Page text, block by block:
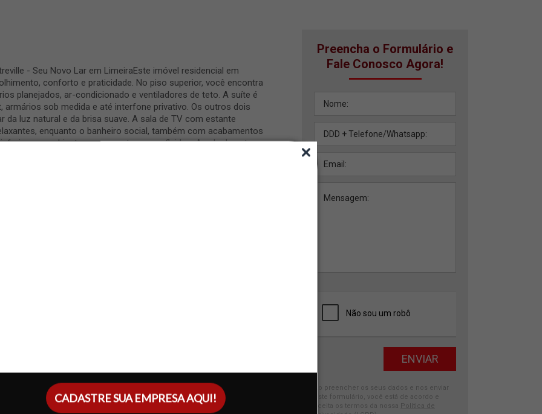
CADASTRE SUA EMPRESA AQUI!
- Seu Novo Lar em LimeiraEste imóvel residencial em
conforto e praticidade. No piso superior, você encontra
planejados, ar-condicionado e ventiladores de teto. A suíte é
sob medida e até interfone privativo. Os outros dois
luz natural e da brisa suave. A sala de TV com estante
enquanto o banheiro social, também com acabamentos
os ambientes se conectam com fluidez. A sala de estar
à sala de jantar, criando um espaço acolhedor para receber
o cenário ideal para home office, e o lavabo traz praticidade ao
acessibilidade e comodidade entre os pavimentos.A
fogão instalado e uma charmosa mesa de mármore. A
enquanto o quarto de serviço com banheiro completo traz
em mármore e os armários planejados tornam o espaço
e liberdade, e a garagem acomoda até quatro veículos,
garantindo total conforto.Com piso cerâmico e miracema e teto
bom gosto, estrutura impecável e uma atmosfera que faz
visita é tudo o que você precisa para se encantar.
Preencha o Formulário e
Fale Conosco Agora!
Ao preencher os seus dados e nos enviar
este formulário, você está de acordo e
aceita os termos da nossa
Política de